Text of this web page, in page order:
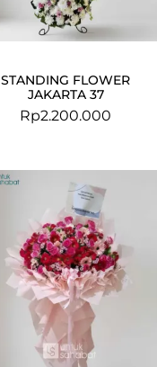
STANDING FLOWER
JAKARTA 37
Rp2.200.000